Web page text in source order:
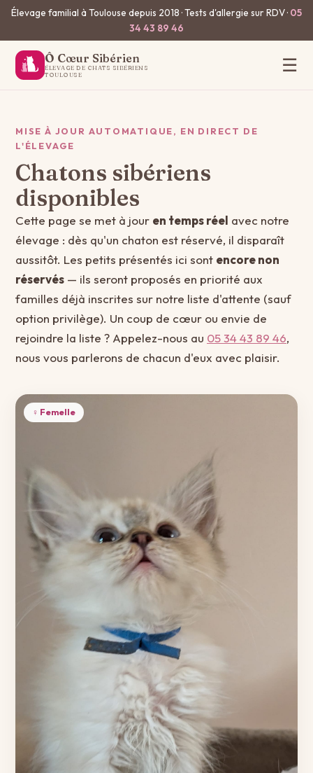
Élevage familial à Toulouse depuis 2018 · Tests d'allergie sur RDV · 05
34 43 89 46
Ô Cœur Sibérien
ÉLEVAGE DE CHATS SIBÉRIENS
TOULOUSE
☰
MISE À JOUR AUTOMATIQUE, EN DIRECT DE
L'ÉLEVAGE
Chatons sibériens
disponibles
Cette page se met à jour en temps réel avec notre
élevage : dès qu'un chaton est réservé, il disparaît
aussitôt. Les petits présentés ici sont encore non
réservés — ils seront proposés en priorité aux
familles déjà inscrites sur notre liste d'attente (sauf
option privilège). Un coup de cœur ou envie de
rejoindre la liste ? Appelez-nous au 05 34 43 89 46,
nous vous parlerons de chacun d'eux avec plaisir.
♀ Femelle